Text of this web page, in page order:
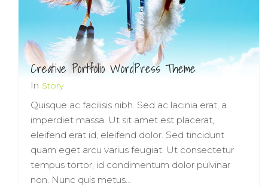
Creative Portfolio WordPress Theme
In Story
Quisque ac facilisis nibh. Sed ac lacinia erat, a
imperdiet massa. Ut sit amet est placerat,
eleifend erat id, eleifend dolor. Sed tincidunt
quam eget arcu varius feugiat. Ut consectetur
tempus tortor, id condimentum dolor pulvinar
non. Nunc quis metus…